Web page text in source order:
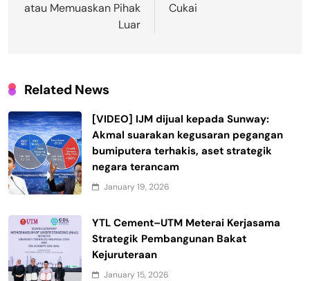
atau Memuaskan Pihak
Luar
Cukai
Related News
[VIDEO] IJM dijual kepada Sunway:
Akmal suarakan kegusaran pegangan
bumiputera terhakis, aset strategik
negara terancam
January 19, 2026
YTL Cement–UTM Meterai Kerjasama
Strategik Pembangunan Bakat
Kejuruteraan
January 15, 2026